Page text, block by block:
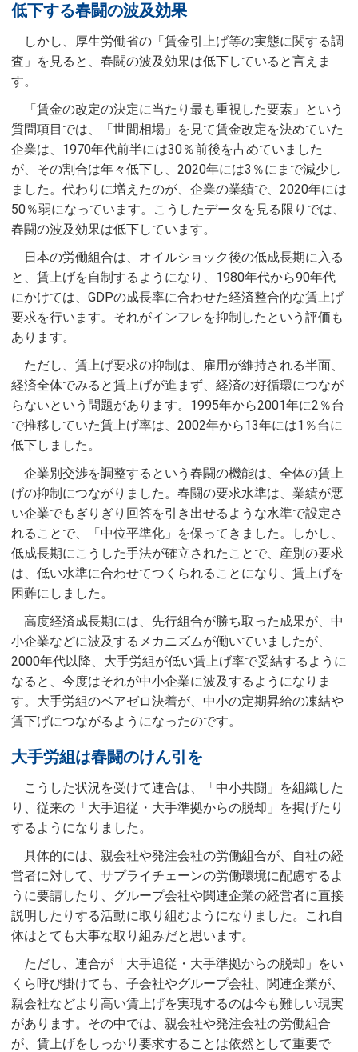
低下する春闘の波及効果
しかし、厚生労働省の「賃金引上げ等の実態に関する調
査」を見ると、春闘の波及効果は低下していると言えま
す。
「賃金の改定の決定に当たり最も重視した要素」という
質問項目では、「世間相場」を見て賃金改定を決めていた
企業は、1970年代前半には30％前後を占めていました
が、その割合は年々低下し、2020年には3％にまで減少し
ました。代わりに増えたのが、企業の業績で、2020年には
50％弱になっています。こうしたデータを見る限りでは、
春闘の波及効果は低下しています。
日本の労働組合は、オイルショック後の低成長期に入る
と、賃上げを自制するようになり、1980年代から90年代
にかけては、GDPの成長率に合わせた経済整合的な賃上げ
要求を行います。それがインフレを抑制したという評価も
あります。
ただし、賃上げ要求の抑制は、雇用が維持される半面、
経済全体でみると賃上げが進まず、経済の好循環につなが
らないという問題があります。1995年から2001年に2％台
で推移していた賃上げ率は、2002年から13年には1％台に
低下しました。
企業別交渉を調整するという春闘の機能は、全体の賃上
げの抑制につながりました。春闘の要求水準は、業績が悪
い企業でもぎりぎり回答を引き出せるような水準で設定さ
れることで、「中位平準化」を保ってきました。しかし、
低成長期にこうした手法が確立されたことで、産別の要求
は、低い水準に合わせてつくられることになり、賃上げを
困難にしました。
高度経済成長期には、先行組合が勝ち取った成果が、中
小企業などに波及するメカニズムが働いていましたが、
2000年代以降、大手労組が低い賃上げ率で妥結するように
なると、今度はそれが中小企業に波及するようになりま
す。大手労組のベアゼロ決着が、中小の定期昇給の凍結や
賃下げにつながるようになったのです。
大手労組は春闘のけん引を
こうした状況を受けて連合は、「中小共闘」を組織した
り、従来の「大手追従・大手準拠からの脱却」を掲げたり
するようになりました。
具体的には、親会社や発注会社の労働組合が、自社の経
営者に対して、サプライチェーンの労働環境に配慮するよ
うに要請したり、グループ会社や関連企業の経営者に直接
説明したりする活動に取り組むようになりました。これ自
体はとても大事な取り組みだと思います。
ただし、連合が「大手追従・大手準拠からの脱却」をい
くら呼び掛けても、子会社やグループ会社、関連企業が、
親会社などより高い賃上げを実現するのは今も難しい現実
があります。その中では、親会社や発注会社の労働組合
が、賃上げをしっかり要求することは依然として重要で